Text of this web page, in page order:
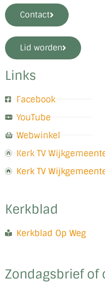
Contact
Lid worden
Links
Facebook
YouTube
Webwinkel
Kerk TV
Kerk TV
Kerkblad
Kerkblad Op Weg
Zondagsbrief